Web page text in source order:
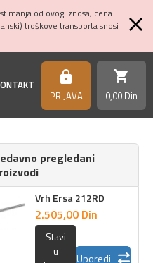
manja od ovog iznosa, cena
troškove transporta snosi
https
PRIJAVA
shopping_cart
0,00 Din
pregledani
Vrh Ersa 212RD
2.505,00 Din
Stavi
u
Uporedi